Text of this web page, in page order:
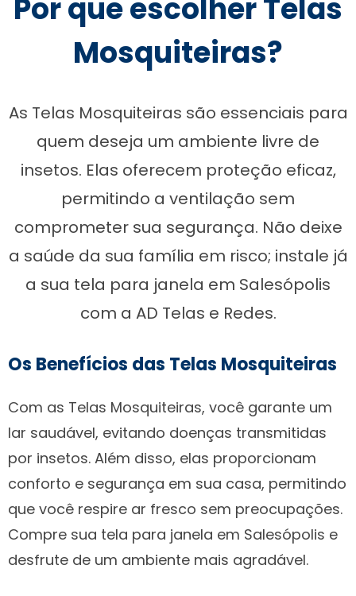
Por que escolher Telas
Mosquiteiras?
As Telas Mosquiteiras são essenciais para
quem deseja um ambiente livre de
insetos. Elas oferecem proteção eficaz,
permitindo a ventilação sem
comprometer sua segurança. Não deixe
a saúde da sua família em risco; instale já
a sua tela para janela em Salesópolis
com a AD Telas e Redes.
Os Benefícios das Telas Mosquiteiras
Com as Telas Mosquiteiras, você garante um
lar saudável, evitando doenças transmitidas
por insetos. Além disso, elas proporcionam
conforto e segurança em sua casa, permitindo
que você respire ar fresco sem preocupações.
Compre sua tela para janela em Salesópolis e
desfrute de um ambiente mais agradável.